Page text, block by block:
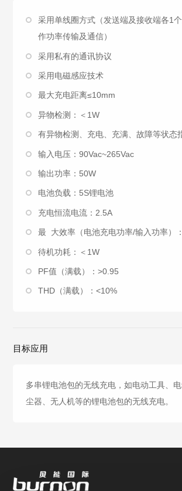
采用单线圈方式（发送端及接收端各1
作功率传输及通信）
采用私有的通讯协议
采用电磁感应技术
最大充电距离≤10mm
异物检测：＜1W
有异物检测、充电、充满、故障等状态
输入电压：90Vac~265Vac
输出功率：50W
电池负载：5S锂电池
充电恒流电流：2.5A
最 大效率（电池充电功率/输入功率）
待机功耗：＜1W
PF值（满载）：>0.95
THD（满载）：<10%
目标应用
多串锂电池包的无线充电，如电动工具、
尘器、无人机等的锂电池包的无线充电。